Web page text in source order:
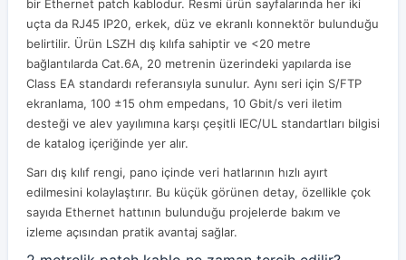
bir Ethernet patch kablodur. Resmi ürün sayfalarında her iki
uçta da RJ45 IP20, erkek, düz ve ekranlı konnektör bulunduğu
belirtilir. Ürün LSZH dış kılıfa sahiptir ve <20 metre
bağlantılarda Cat.6A, 20 metrenin üzerindeki yapılarda ise
Class EA standardı referansıyla sunulur. Aynı seri için S/FTP
ekranlama, 100 ±15 ohm empedans, 10 Gbit/s veri iletim
desteği ve alev yayılımına karşı çeşitli IEC/UL standartları bilgisi
de katalog içeriğinde yer alır.
Sarı dış kılıf rengi, pano içinde veri hatlarının hızlı ayırt
edilmesini kolaylaştırır. Bu küçük görünen detay, özellikle çok
sayıda Ethernet hattının bulunduğu projelerde bakım ve
izleme açısından pratik avantaj sağlar.